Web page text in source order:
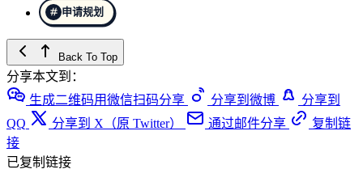
申请规划
Back To Top
分享本文到：
生成二维码用微信扫码分享
分享到微博
分享到
QQ
分享到 X（原 Twitter） 通过邮件分享
复制链
接
已复制链接